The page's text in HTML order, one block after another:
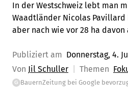
In der Westschweiz lebt man
Waadtländer Nicolas
aber nach wie vor 28 ha davon
Publiziert am Donnerstag, 4.
Von Jil Schuller Themen
G BauernZeitung bei Google